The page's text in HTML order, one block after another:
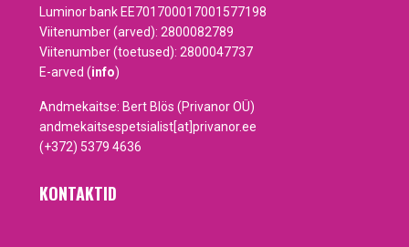
Luminor bank EE701700017001577198
Viitenumber (arved): 2800082789
Viitenumber (toetused): 2800047737
E-arved (info)
Andmekaitse: Bert Blös (Privanor OÜ)
andmekaitsespetsialist[at]privanor.ee
(+372) 5379 4636
KONTAKTID